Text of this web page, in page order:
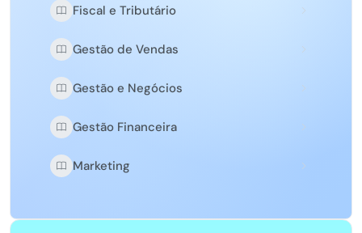
Fiscal e Tributário
Gestão de Vendas
Gestão e Negócios
Gestão Financeira
Marketing